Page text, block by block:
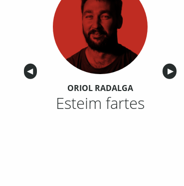
Anterior
◀︎ ▶︎
ORIOL RADALGA
Esteim fartes